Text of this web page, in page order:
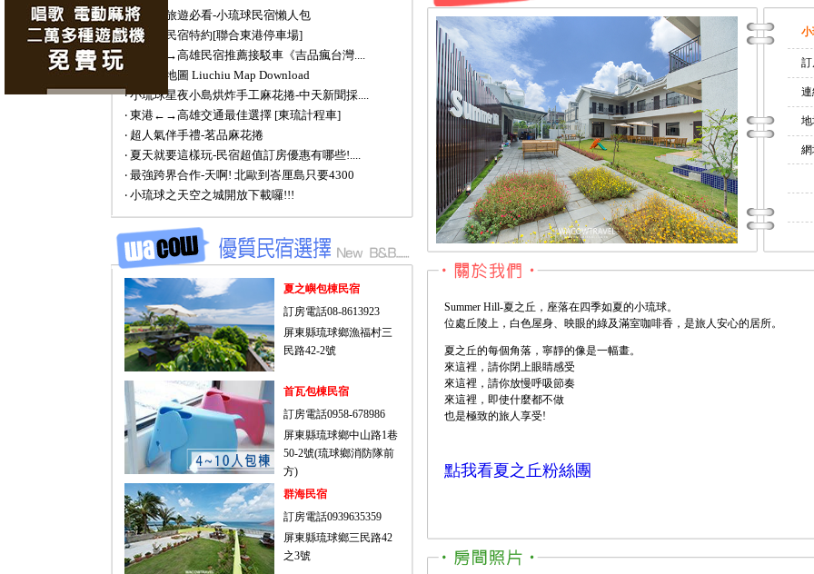
‧ 小琉球旅遊必看-小琉球民宿懶人包
‧ 小琉球民宿特約[聯合東港停車場]
‧ 東港←→高雄民宿推薦接駁車《吉品瘋台灣....
‧ 小琉球地圖 Liuchiu Map Download
‧ 小琉球星夜小島烘炸手工麻花捲-中天新聞採....
‧ 東港←→高雄交通最佳選擇 [東琉計程車]
‧ 超人氣伴手禮-茗品麻花捲
‧ 夏天就要這樣玩-民宿超值訂房優惠有哪些!....
‧ 最強跨界合作-天啊! 北歐到峇厘島只要4300
‧ 小琉球之天空之城開放下載囉!!!
夏之嶼包棟民宿
訂房電話08-8613923
屏東縣琉球鄉漁福村三
民路42-2號
首瓦包棟民宿
訂房電話0958-678986
屏東縣琉球鄉中山路1巷
50-2號(琉球鄉消防隊前
方)
群海民宿
訂房電話0939635359
屏東縣琉球鄉三民路42
之3號
訂
連
地
Summer Hill-夏之丘，座落在四季如夏的小琉球。
位處丘陵上，白色屋身、映眼的綠及滿室咖啡香，是旅人安心的居所。
夏之丘的每個角落，寧靜的像是一幅畫。
來這裡，請你閉上眼睛感受
來這裡，請你放慢呼吸節奏
來這裡，即使什麼都不做
也是極致的旅人享受!
點我看夏之丘粉絲團